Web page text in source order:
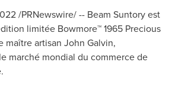
/PRNewswire/ -- Beam Suntory est
limitée Bowmore™ 1965 Precious
maître artisan John Galvin,
marché mondial du commerce de